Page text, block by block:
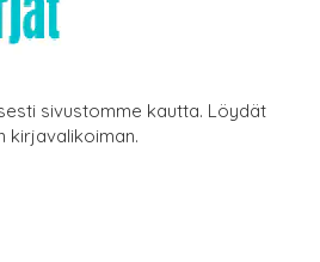
sivustomme kautta. Löydät
kirjavalikoiman.